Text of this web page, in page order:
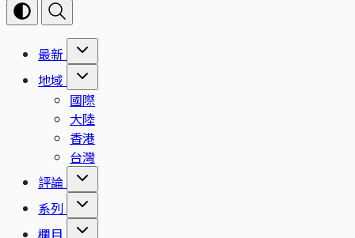
最新
地域
國際
大陸
香港
台灣
評論
系列
欄目